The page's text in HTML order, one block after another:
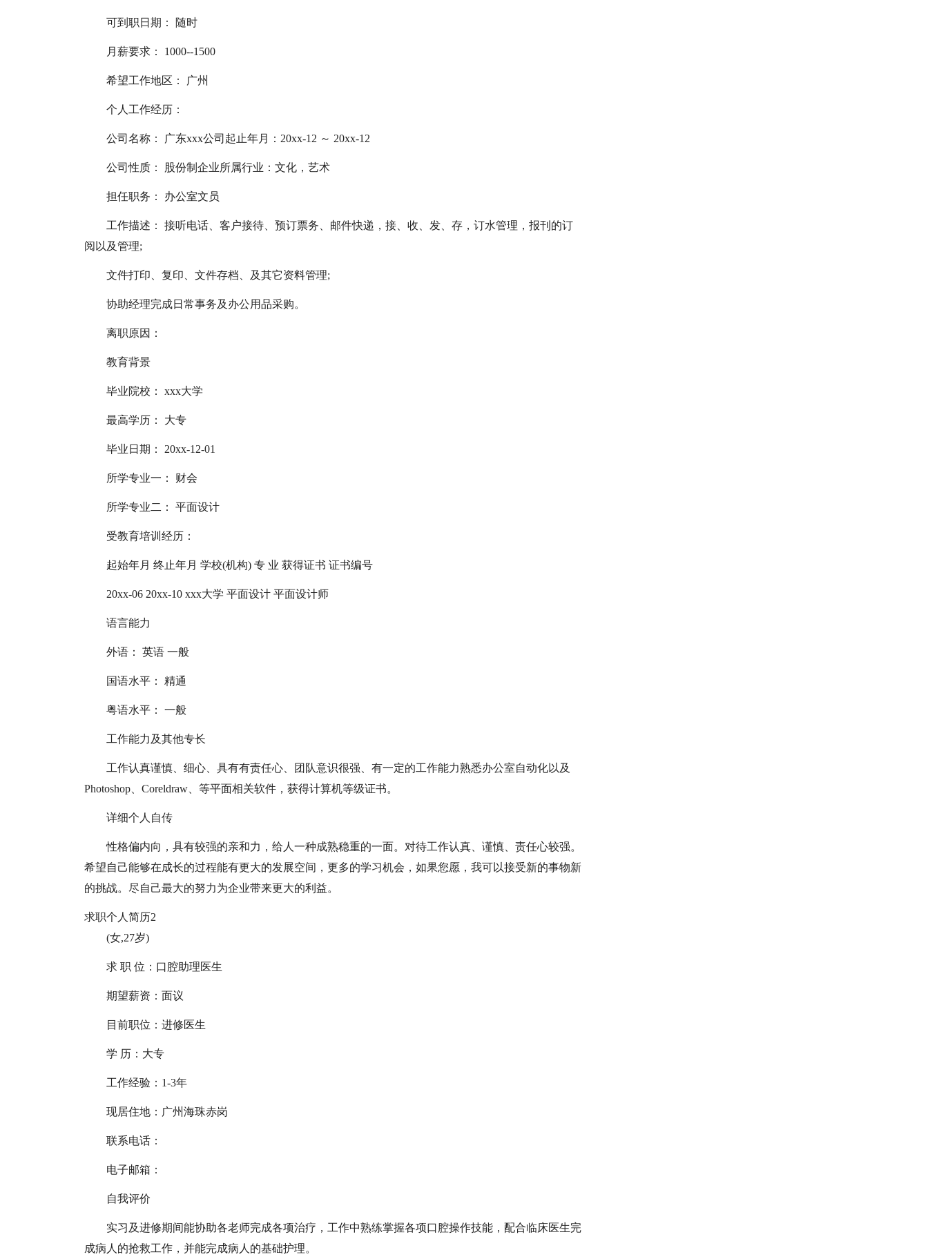
可到职日期： 随时
月薪要求： 1000--1500
希望工作地区： 广州
个人工作经历：
公司名称： 广东xxx公司起止年月：20xx-12 ～ 20xx-12
公司性质： 股份制企业所属行业：文化，艺术
担任职务： 办公室文员
工作描述： 接听电话、客户接待、预订票务、邮件快递，接、收、发、存，订水管理，报刊的订
阅以及管理;
文件打印、复印、文件存档、及其它资料管理;
协助经理完成日常事务及办公用品采购。
离职原因：
教育背景
毕业院校： xxx大学
最高学历： 大专
毕业日期： 20xx-12-01
所学专业一： 财会
所学专业二： 平面设计
受教育培训经历：
起始年月 终止年月 学校(机构) 专 业 获得证书 证书编号
20xx-06 20xx-10 xxx大学 平面设计 平面设计师
语言能力
外语： 英语 一般
国语水平： 精通
粤语水平： 一般
工作能力及其他专长
工作认真谨慎、细心、具有有责任心、团队意识很强、有一定的工作能力熟悉办公室自动化以及
Photoshop、Coreldraw、等平面相关软件，获得计算机等级证书。
详细个人自传
性格偏内向，具有较强的亲和力，给人一种成熟稳重的一面。对待工作认真、谨慎、责任心较强。
希望自己能够在成长的过程能有更大的发展空间，更多的学习机会，如果您愿，我可以接受新的事物新
的挑战。尽自己最大的努力为企业带来更大的利益。
求职个人简历2
(女,27岁)
求 职 位：口腔助理医生
期望薪资：面议
目前职位：进修医生
学 历：大专
工作经验：1-3年
现居住地：广州海珠赤岗
联系电话：
电子邮箱：
自我评价
实习及进修期间能协助各老师完成各项治疗，工作中熟练掌握各项口腔操作技能，配合临床医生完
成病人的抢救工作，并能完成病人的基础护理。